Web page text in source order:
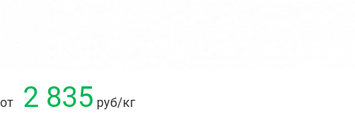
от 2 835 руб/кг